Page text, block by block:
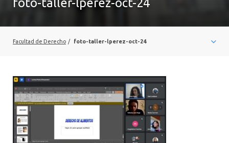
VINCULACIÓN CON EL MEDIO
INTERNACIONAL
foto-taller-lperez-oct-24
Facultad de Derecho / foto-taller-lperez-oct-24